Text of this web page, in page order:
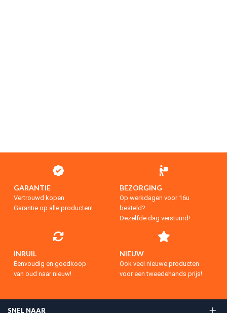
GARANTIE
Vertrouwd kopen
Garantie op alle producten!
BEZORGING
Op werkdagen voor 16u
besteld?
Dezelfde dag verstuurd!
INRUIL
Eenvoudig en goedkoop
van oud naar nieuw!
NIEUW
Ook veel nieuwe producten
voor een tweedehands prijs!
SNEL NAAR